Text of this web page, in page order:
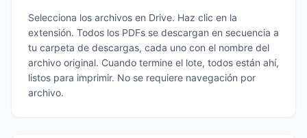
Selecciona los archivos en Drive. Haz clic en la
extensión. Todos los PDFs se descargan en secuencia a
tu carpeta de descargas, cada uno con el nombre del
archivo original. Cuando termine el lote, todos están ahí,
listos para imprimir. No se requiere navegación por
archivo.